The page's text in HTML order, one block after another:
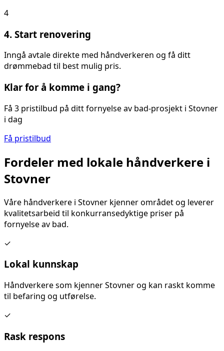
4
4. Start renovering
Inngå avtale direkte med håndverkeren og få ditt
drømmebad til best mulig pris.
Klar for å komme i gang?
Få 3 pristilbud på dittfornyelse av bad-prosjekt i Stovner
i dag
Få pristilbud
Fordeler med lokale håndverkere i
Stovner
Våre håndverkere i Stovner kjenner området og leverer
kvalitetsarbeid til konkurransedyktige priser på
fornyelse av bad.
✓
Lokal kunnskap
Håndverkere som kjennerStovnerog kan raskt komme
til befaring og utførelse.
✓
Rask respons